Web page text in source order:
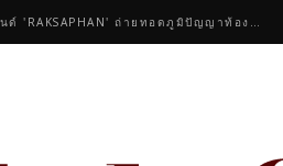
คนดังร่วมชื่นชมคอลเลกชันมาสเตอร์พีซของแบรนด์ 'RAKSAPHAN' ถ่ายทอดภูมิปัญญาท้องถิ่นสู่สุนทรียภาพระดับสากล